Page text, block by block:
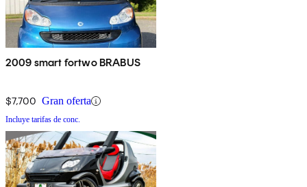
2009 smart fortwo BRABUS
$7,700 Gran oferta
Incluye tarifas de conc.